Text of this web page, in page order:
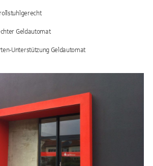
Geldautomat
Unterstützung Geldautomat